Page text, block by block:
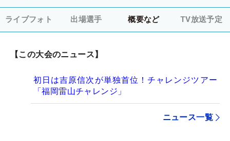
ライブフォト 出場選手 概要など TV放送予定
【この大会のニュース】
初日は吉原信次が単独首位！チャレンジツアー
「福岡雷山チャレンジ」
ニュース一覧